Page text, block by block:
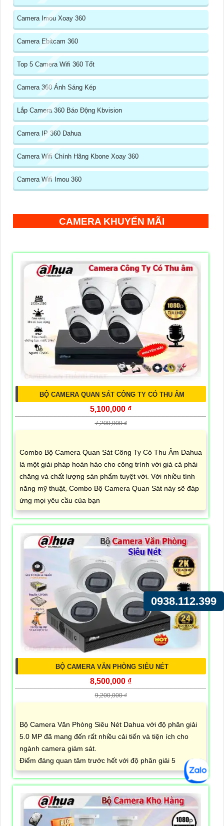
Camera Imou Xoay 360
Camera Ebitcam 360
Top 5 Camera Wifi 360 Tốt
Camera 360 Ánh Sáng Kép
Lắp Camera 360 Báo Động Kbvision
Camera IP 360 Dahua
Camera Wifi Chính Hãng Kbone Xoay 360
Camera Wifi Imou 360
CAMERA KHUYẾN MÃI
BỘ CAMERA QUAN SÁT CÔNG TY CÓ THU ÂM
5,100,000 ₫
7,200,000 ₫
Combo Bộ Camera Quan Sát Công Ty Có Thu Âm Dahua
là một giải pháp hoàn hảo cho công trình với giá cả phải
chăng và chất lượng sản phẩm tuyệt vời. Với nhiều tính
năng mỹ thuật, Combo Bộ Camera Quan Sát này sẽ đáp
ứng mọi yêu cầu của bạn
BỘ CAMERA VĂN PHÒNG SIÊU NÉT
8,500,000 ₫
9,200,000 ₫
Bộ Camera Văn Phòng Siêu Nét Dahua với độ phân giải
5.0 MP đã mang đến rất nhiều cải tiến và tiện ích cho
ngành camera giám sát.
Điểm đáng quan tâm trước hết với độ phân giải 5
0938.112.399